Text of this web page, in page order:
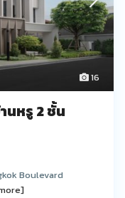
16
นหรู 2 ชั้น
Boulevard